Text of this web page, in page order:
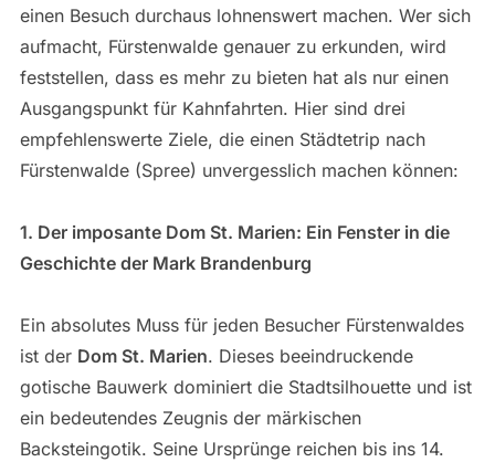
einen Besuch durchaus lohnenswert machen. Wer sich
aufmacht, Fürstenwalde genauer zu erkunden, wird
feststellen, dass es mehr zu bieten hat als nur einen
Ausgangspunkt für Kahnfahrten. Hier sind drei
empfehlenswerte Ziele, die einen Städtetrip nach
Fürstenwalde (Spree) unvergesslich machen können:
1. Der imposante Dom St. Marien: Ein Fenster in die
Geschichte der Mark Brandenburg
Ein absolutes Muss für jeden Besucher Fürstenwaldes
ist der Dom St. Marien. Dieses beeindruckende
gotische Bauwerk dominiert die Stadtsilhouette und ist
ein bedeutendes Zeugnis der märkischen
Backsteingotik. Seine Ursprünge reichen bis ins 14.